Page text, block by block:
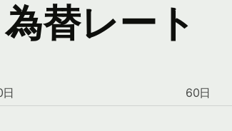
為替レート
60日